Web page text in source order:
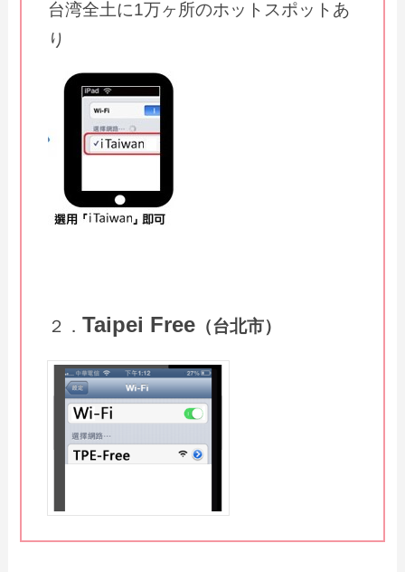
台湾全土に1万ヶ所のホットスポットあ
り
２． Taipei Free（台北市）